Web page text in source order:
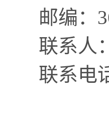
邮编：
联系人
联系电